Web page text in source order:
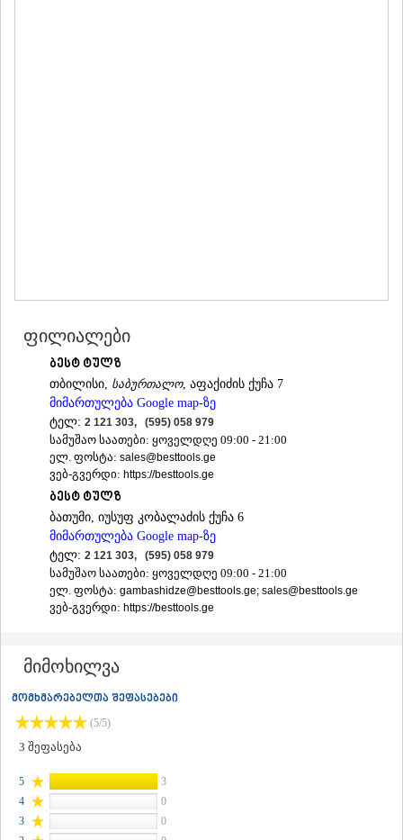
ᲩᲮᲝᲠᲝᲬᲧᲣ
ᲬᲐᲚᲔᲜᲯᲘᲮᲐ
ᲮᲝᲑᲘ
ᲐᲜᲐᲙᲚᲘᲐ
ᲡᲐᲛᲪᲮᲔ–ᲯᲐᲕᲐᲮᲔᲗᲘ
ᲐᲓᲘᲒᲔᲜᲘ
ᲐᲡᲞᲘᲜᲫᲐ
ᲐᲮᲐᲚᲥᲐᲚᲐᲥᲘ
ᲑᲝᲠᲯᲝᲛᲘ
ᲜᲘᲜᲝᲬᲛᲘᲜᲓᲐ
ᲐᲑᲐᲡᲗᲣᲛᲐᲜᲘ
ᲑᲐᲙᲣᲠᲘᲐᲜᲘ
ᲕᲐᲚᲔ
ᲥᲕᲔᲛᲝ ᲥᲐᲠᲗᲚᲘ
ᲒᲐᲠᲓᲐᲑᲐᲜᲘ
ᲓᲛᲐᲜᲘᲡᲘ
ᲗᲔᲗᲠᲘᲬᲧᲐᲠᲝ
ᲠᲣᲡᲗᲐᲕᲘ
ᲬᲐᲚᲙᲐ
ᲒᲝᲠᲘ
ᲙᲐᲡᲞᲘ
ᲥᲐᲠᲔᲚᲘ
ფილიალები
ბესტ ტულზ
თბილისი, საბურთალო, აფაქიძის ქუჩა 7
მიმართულება Google map-ზე
ტელ: 2 121 303, (595) 058 979
სამუშაო საათები: ყოველდღე 09:00 - 21:00
ელ. ფოსტა: sales@besttools.ge
ვებ-გვერდი: https://besttools.ge
ბესტ ტულზ
ბათუმი, იუსუფ კობალაძის ქუჩა 6
მიმართულება Google map-ზე
ტელ: 2 121 303, (595) 058 979
სამუშაო საათები: ყოველდღე 09:00 - 21:00
ელ. ფოსტა: gambashidze@besttools.ge; sales@besttools.ge
ვებ-გვერდი: https://besttools.ge
მიმოხილვა
მომხმარებელთა შეფასებები
(5/5)
3 შეფასება
5
3
4
0
3
0